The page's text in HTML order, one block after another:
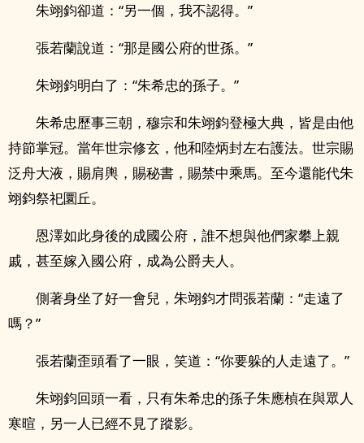
朱翊鈞卻道：“另一個，我不認得。”
張若蘭說道：“那是國公府的世孫。”
朱翊鈞明白了：“朱希忠的孫子。”
朱希忠歷事三朝，穆宗和朱翊鈞登極大典，皆是由他
持節掌冠。當年世宗修玄，他和陸炳封左右護法。世宗賜
泛舟大液，賜肩輿，賜秘書，賜禁中乘馬。至今還能代朱
翊鈞祭祀圜丘。
恩澤如此身後的成國公府，誰不想與他們家攀上親
戚，甚至嫁入國公府，成為公爵夫人。
側著身坐了好一會兒，朱翊鈞才問張若蘭：“走遠了
嗎？”
張若蘭歪頭看了一眼，笑道：“你要躲的人走遠了。”
朱翊鈞回頭一看，只有朱希忠的孫子朱應楨在與眾人
寒暄，另一人已經不見了蹤影。